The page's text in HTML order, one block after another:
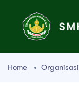
Home Organisasi